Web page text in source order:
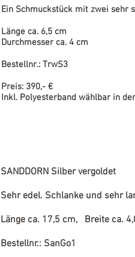
Ein Schmuckstück mit zwei sehr
Länge ca. 6,5 cm
Durchmesser ca. 4 cm
Bestellnr.: TrwS3
Preis: 390,- €
Inkl. Polyesterband wählbar in
SANDDORN Silber vergoldet
Sehr edel. Schlanke und sehr
Länge ca. 17,5 cm, Breite ca.
Bestellnr.: SanGo1